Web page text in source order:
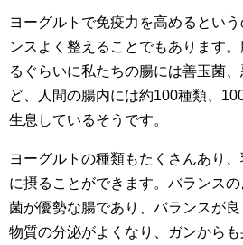
ヨーグルトで免疫力を高めるとい
ンスよく整えることでもあります
るぐらいに私たちの腸には善玉菌
ど、人間の腸内には約100種類、
生息しているそうです。
ヨーグルトの種類もたくさんあり
に摂ることができます。バランス
菌が優勢な腸であり、バランスが
物質の分泌がよくなり、ガンから